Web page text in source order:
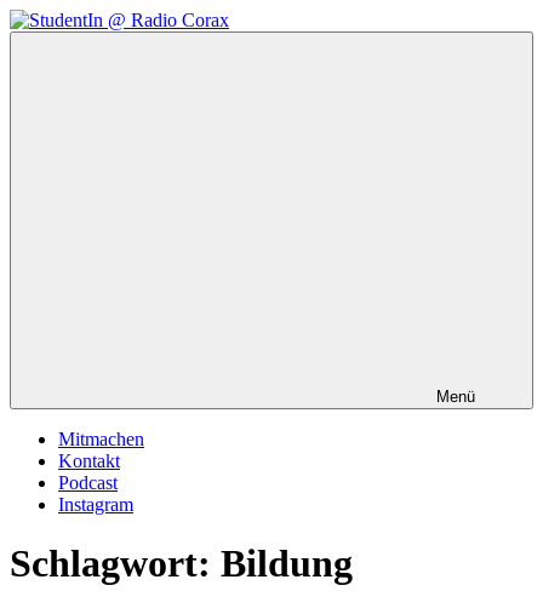
Zum
Inhalt
Menü
Mitmachen
Kontakt
Podcast
Instagram
Schlagwort: Bildung